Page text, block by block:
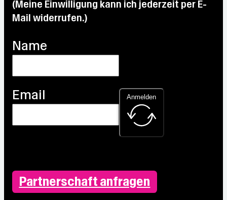
Partnerschaft anfragen
(Meine Einwilligung kann ich jederzeit per E-
Mail widerrufen.)
Name
Email Anmelden